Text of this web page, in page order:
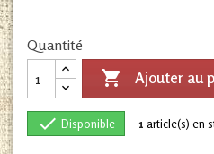
Quantité
 Ajouter au
 Disponible 1 article(s) en